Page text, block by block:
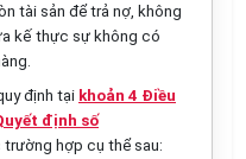
tài sản để trả nợ, không
kế thực sự không có
định tại khoản 4 Điều
định số
hợp cụ thể sau: